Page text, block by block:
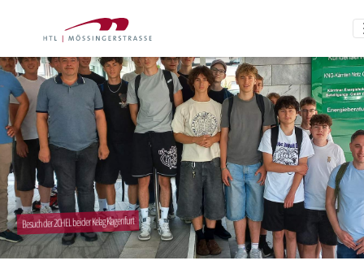
Besuch der 2CHEL bei der Kelag Klagenfurt